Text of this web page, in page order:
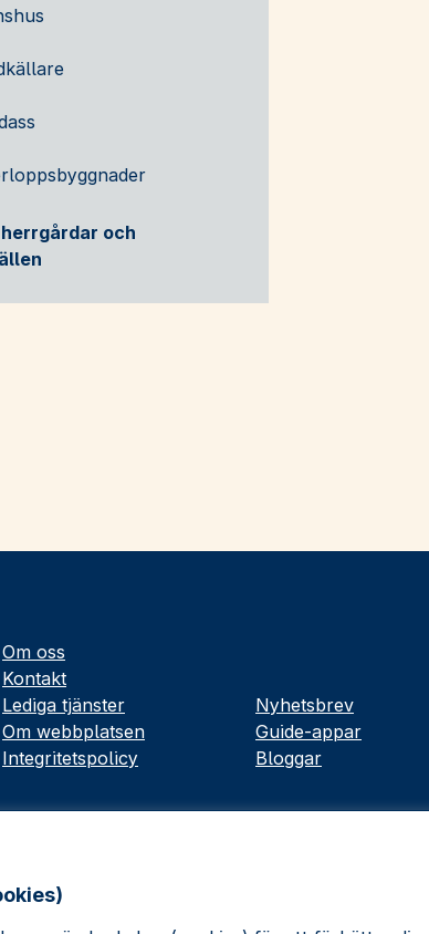
och
Om oss
Kontakt
Lediga tjänster
Om webbplatsen
Integritetspolicy
Nyhetsbrev
Guide-appar
Bloggar